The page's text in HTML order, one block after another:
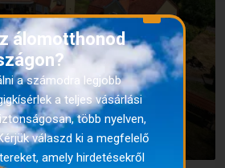
álomotthonod
a számodra legjobb
a teljes vásárlási
több nyelven,
válaszd ki a megfelelő
amely hirdetésekről
X